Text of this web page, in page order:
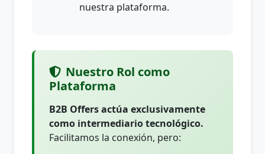
nuestra plataforma.
Nuestro Rol como
Plataforma
B2B Offers actúa exclusivamente
como intermediario tecnológico.
Facilitamos la conexión, pero: